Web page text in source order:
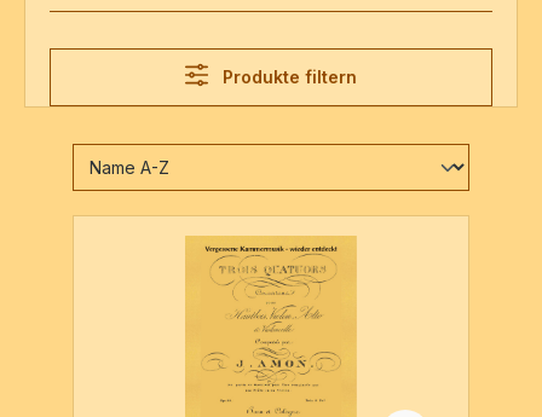
Produkte filtern